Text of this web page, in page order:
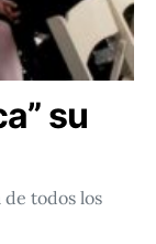
su
de todos los